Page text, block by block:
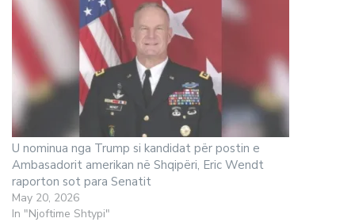
U nominua nga Trump si kandidat për postin e
Ambasadorit amerikan në Shqipëri, Eric Wendt
raporton sot para Senatit
May 20, 2026
In "Njoftime Shtypi"